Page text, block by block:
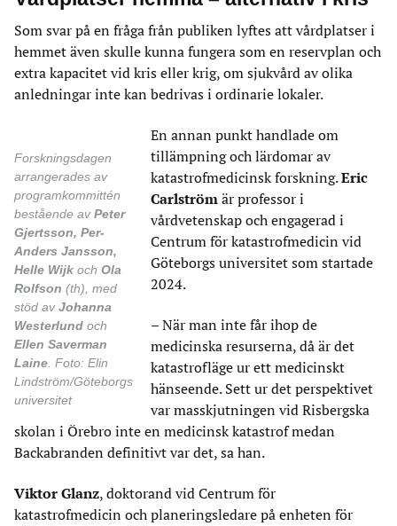
Som svar på en fråga från publiken lyftes att vårdplatser i
hemmet även skulle kunna fungera som en reservplan och
extra kapacitet vid kris eller krig, om sjukvård av olika
anledningar inte kan bedrivas i ordinarie lokaler.
Forskningsdagen
arrangerades av
programkommittén
bestående avPeter
Gjertsson, Per-
Anders Jansson,
Helle Wijk och Ola
Rolfson (th), med
stöd avJohanna
Westerlund och
Ellen Saverman
Laine Foto: Elin
Lindström/Göteborgs
universitet
En annan punkt handlade om
tillämpning och lärdomar av
katastrofmedicinsk forskning.Eric
Carlström är professor i
vårdvetenskap och engagerad i
Centrum för katastrofmedicin vid
Göteborgs universitet som startade
2024.
– När man inte får ihop de
medicinska resurserna, då är det
katastrofläge ur ett medicinskt
hänseende. Sett ur det perspektivet
var masskjutningen vid Risbergska
skolan i Örebro inte en medicinsk katastrof medan
Backabranden definitivt var det, sa han.
Viktor Glanz, doktorand vid Centrum för
katastrofmedicin och planeringsledare på enheten för